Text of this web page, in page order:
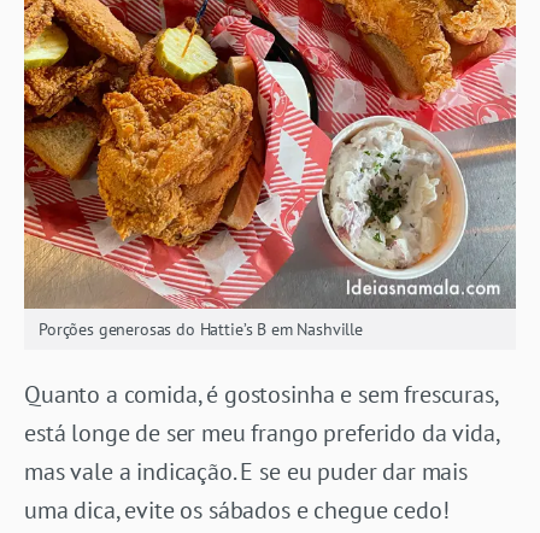
Porções generosas do Hattie’s B em Nashville
Quanto a comida, é gostosinha e sem frescuras,
está longe de ser meu frango preferido da vida,
mas vale a indicação. E se eu puder dar mais
uma dica, evite os sábados e chegue cedo!